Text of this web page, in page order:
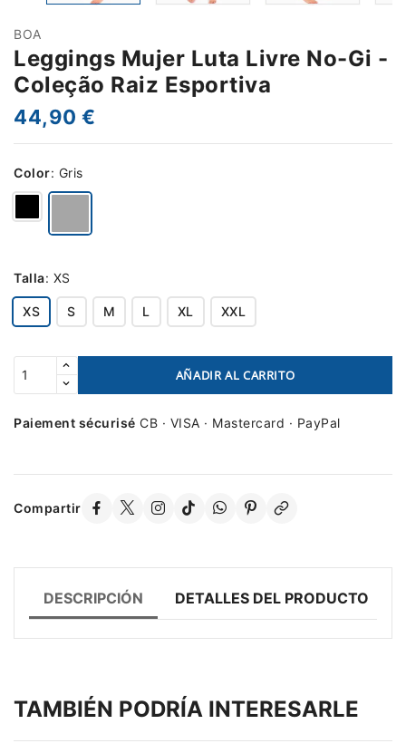
BOA
Leggings Mujer Luta Livre No-Gi -
Coleção Raiz Esportiva
44,90 €
Color: Gris
Talla: XS
XS S M L XL XXL
AÑADIR AL CARRITO
Paiement sécurisé CB · VISA · Mastercard · PayPal
Compartir
DESCRIPCIÓN DETALLES DEL PRODUCTO
TAMBIÉN PODRÍA INTERESARLE